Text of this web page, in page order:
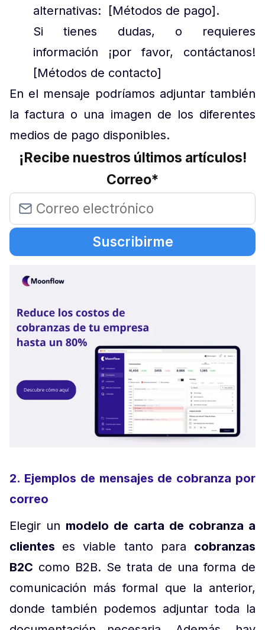
alternativas: [Métodos de pago].
Si tienes dudas, o requieres
información ¡por favor, contáctanos!
[Métodos de contacto]
En el mensaje podríamos adjuntar también
la factura o una imagen de los diferentes
medios de pago disponibles.
¡Recibe nuestros últimos artículos!
Correo*
2. Ejemplos de mensajes de cobranza por
correo
Elegir un modelo de carta de cobranza a
clientes es viable tanto para cobranzas
B2C como B2B. Se trata de una forma de
comunicación más formal que la anterior,
donde también podemos adjuntar toda la